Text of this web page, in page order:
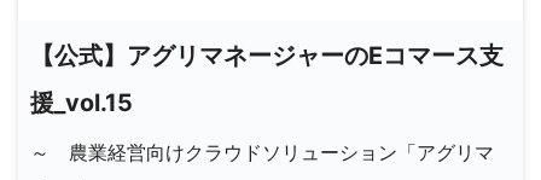
【公式】アグリマネージャーのEコマース支
援_vol.15
～ 農業経営向けクラウドソリューション「アグリマ